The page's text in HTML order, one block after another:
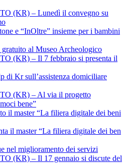
(KR) – Lunedì il convegno su
e “InOltre” insieme per i bambini
al Museo Archeologico
(KR) – Il 7 febbraio si presenta il
di Kr sull’assistenza domiciliare
(KR) – Al via il progetto
bene”
il master “La filiera digitale dei beni
il master “La filiera digitale dei ben
nel miglioramento dei servizi
(KR) – Il 17 gennaio si discute del